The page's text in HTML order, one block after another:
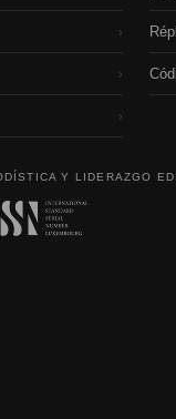
›
›
›
Y LIDERAZGO